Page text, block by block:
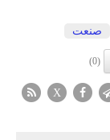
صنعت
(0)
X